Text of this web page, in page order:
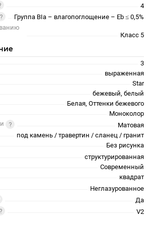
4
Группа BIa – влагопоглощение – Eb ≤ 0,5%
Класс 5
3
выраженная
Star
бежевый, белый
Белая, Оттенки бежевого
Моноколор
Матовая
под камень / травертин / сланец / гранит
Без рисунка
структурированная
Современный
квадрат
Неглазурованное
Да
V2